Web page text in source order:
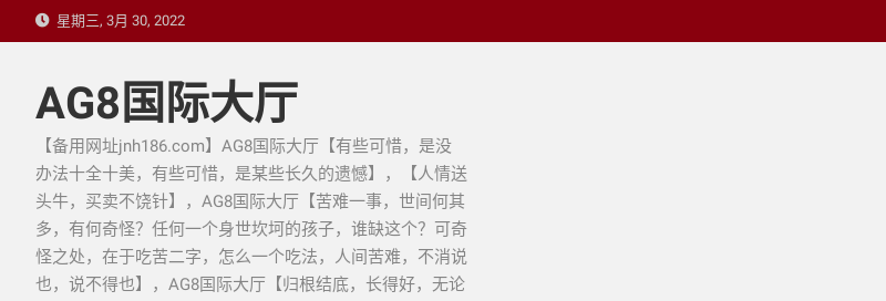
to
星期三, 3月 30, 2022
AG8国际大厅
【备用网址jnh186.com】AG8国际大厅【有些可惜，是没
办法十全十美，有些可惜，是某些长久的遗憾】，【人情送
头牛，买卖不饶针】，AG8国际大厅【苦难一事，世间何其
多，有何奇怪？任何一个身世坎坷的孩子，谁缺这个？可奇
怪之处，在于吃苦二字，怎么一个吃法，人间苦难，不消说
也，说不得也】，AG8国际大厅【归根结底，长得好，无论